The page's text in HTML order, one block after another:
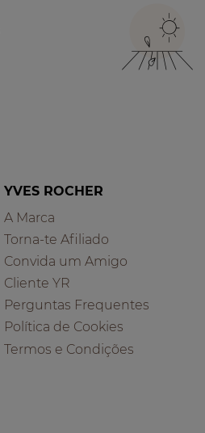
YVES ROCHER
A Marca
Torna-te Afiliado
Convida um Amigo
Cliente YR
Perguntas Frequentes
Política de Cookies
Termos e Condições